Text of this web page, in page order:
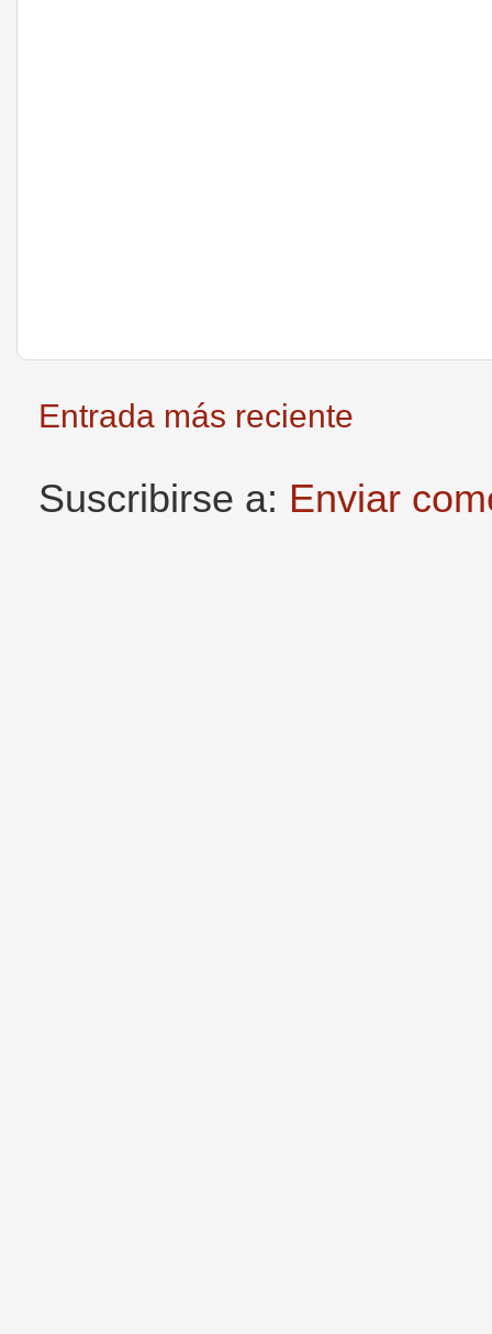
Entrada más reciente
Suscribirse a: Enviar